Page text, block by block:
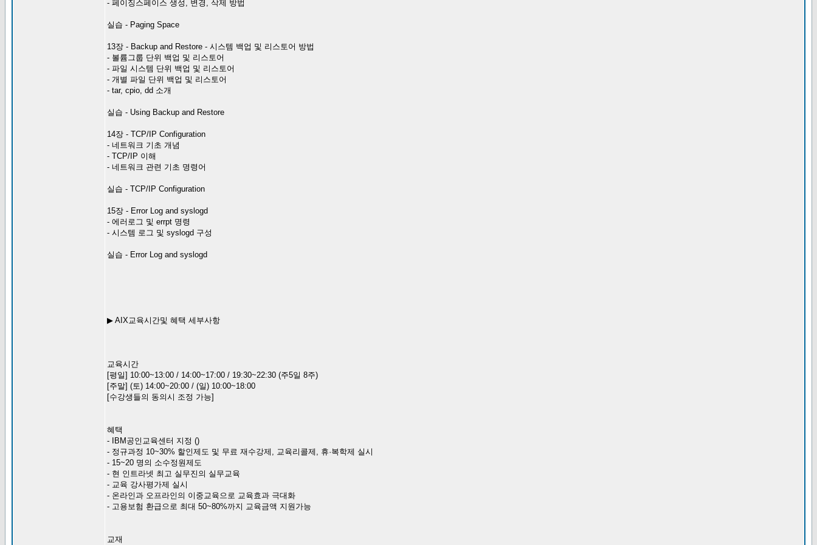
- 페이징스페이스 생성, 변경, 삭제 방법
실습 - Paging Space
13장 - Backup and Restore - 시스템 백업 및 리스토어 방법
- 볼륨그룹 단위 백업 및 리스토어
- 파일 시스템 단위 백업 및 리스토어
- 개별 파일 단위 백업 및 리스토어
- tar, cpio, dd 소개
실습 - Using Backup and Restore
14장 - TCP/IP Configuration
- 네트워크 기초 개념
- TCP/IP 이해
- 네트워크 관련 기초 명령어
실습 - TCP/IP Configuration
15장 - Error Log and syslogd
- 에러로그 및 errpt 명령
- 시스템 로그 및 syslogd 구성
실습 - Error Log and syslogd
▶ AIX교육시간및 혜택 세부사항
교육시간
[평일] 10:00~13:00 / 14:00~17:00 / 19:30~22:30 (주5일 8주)
[주말] (토) 14:00~20:00 / (일) 10:00~18:00
[수강생들의 동의시 조정 가능]
혜택
- IBM공인교육센터 지정 ()
- 정규과정 10~30% 할인제도 및 무료 재수강제, 교육리콜제, 휴·복학제 실시
- 15~20 명의 소수정원제도
- 현 인트라넷 최고 실무진의 실무교육
- 교육 강사평가제 실시
- 온라인과 오프라인의 이중교육으로 교육효과 극대화
- 고용보험 환급으로 최대 50~80%까지 교육금액 지원가능
교재